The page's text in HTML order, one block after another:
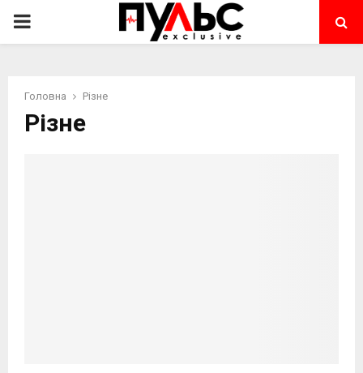
PRIMARY
Головна Різне
Різне